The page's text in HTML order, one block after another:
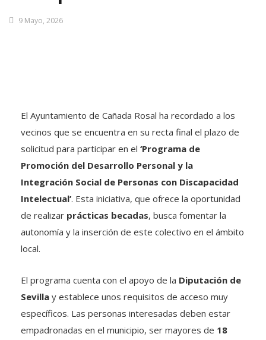
9 Mayo, 2026
El Ayuntamiento de Cañada Rosal ha recordado a los
vecinos que se encuentra en su recta final el plazo de
solicitud para participar en el ‘Programa de
Promoción del Desarrollo Personal y la
Integración Social de Personas con Discapacidad
Intelectual’. Esta iniciativa, que ofrece la oportunidad
de realizar prácticas becadas, busca fomentar la
autonomía y la inserción de este colectivo en el ámbito
local.
El programa cuenta con el apoyo de la Diputación de
Sevilla y establece unos requisitos de acceso muy
específicos. Las personas interesadas deben estar
empadronadas en el municipio, ser mayores de 18